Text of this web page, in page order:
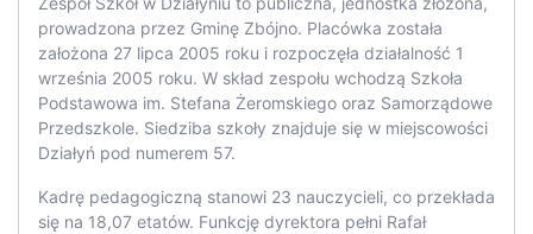
prowadzona przez Gminę Zbójno. Placówka została
założona 27 lipca 2005 roku i rozpoczęła działalność 1
września 2005 roku. W skład zespołu wchodzą Szkoła
Podstawowa im. Stefana Żeromskiego oraz Samorządowe
Przedszkole. Siedziba szkoły znajduje się w miejscowości
Działyń pod numerem 57.
Kadrę pedagogiczną stanowi 23 nauczycieli, co przekłada
się na 18,07 etatów. Funkcję dyrektora pełni Rafał